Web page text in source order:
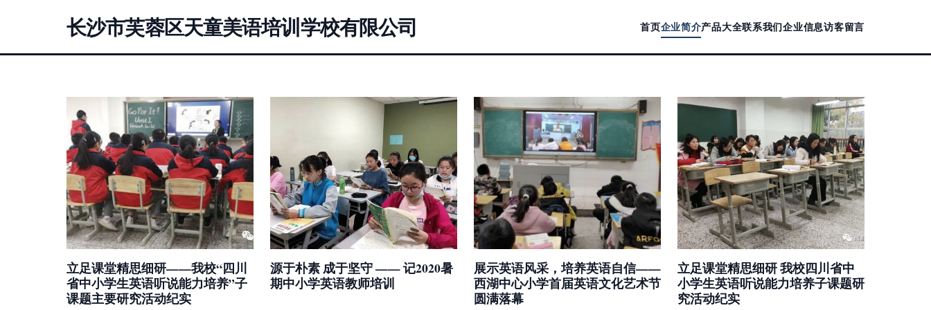
长沙市芙蓉区天童美语培训学校有限公司 首页企业简介产品大全联系我们企业信息访客留言
立足课堂精思细研——我校“四川
省中小学生英语听说能力培养”子
课题主要研究活动纪实
源于朴素 成于坚守 —— 记2020暑
期中小学英语教师培训
展示英语风采，培养英语自信——
西湖中心小学首届英语文化艺术节
圆满落幕
立足课堂精思细研 我校四川省中
小学生英语听说能力培养子课题研
究活动纪实